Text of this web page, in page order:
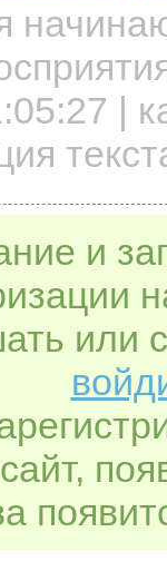
|
и
или